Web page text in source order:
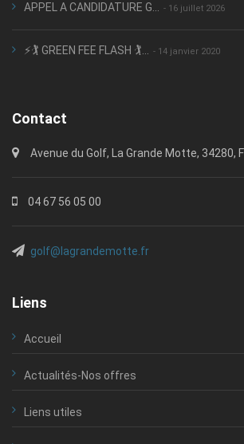
APPEL A CANDIDATURE G... - 16 juillet 2026
⚡🏌️ GREEN FEE FLASH 🏌️... - 14 janvier 2020
Contact
Avenue du Golf, La Grande Motte, 34280,
04 67 56 05 00
golf@lagrandemotte.fr
Liens
Accueil
Actualités-Nos offres
Liens utiles